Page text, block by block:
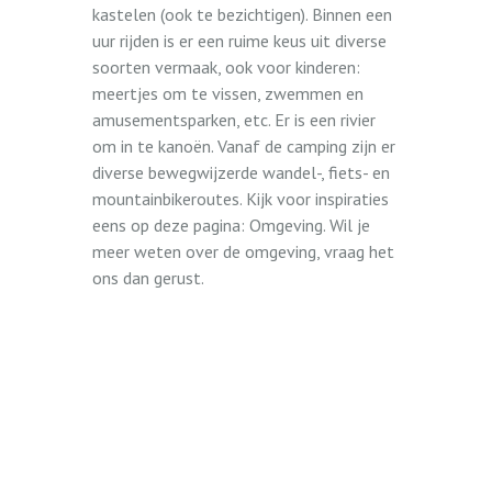
kastelen (ook te bezichtigen). Binnen een
uur rijden is er een ruime keus uit diverse
soorten vermaak, ook voor kinderen:
meertjes om te vissen, zwemmen en
amusementsparken, etc. Er is een rivier
om in te kanoën. Vanaf de camping zijn er
diverse bewegwijzerde wandel-, fiets- en
mountainbikeroutes. Kijk voor inspiraties
eens op deze pagina: Omgeving. Wil je
meer weten over de omgeving, vraag het
ons dan gerust.